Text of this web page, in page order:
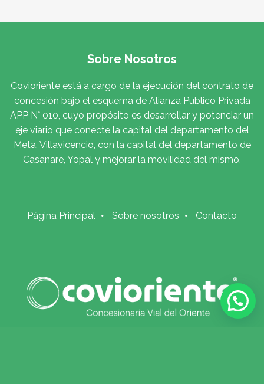
Sobre Nosotros
Covioriente está a cargo de la ejecución del contrato de
concesión bajo el esquema de Alianza Público Privada
APP N° 010, cuyo propósito es desarrollar y potenciar un
eje viario que conecte la capital del departamento del
Meta, Villavicencio, con la capital del departamento de
Casanare, Yopal y mejorar la movilidad del mismo.
Página Principal Sobre nosotros Contacto